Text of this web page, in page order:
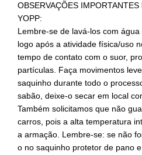
OBSERVAÇÕES IMPORTANTES
YOPP:
Lembre-se de lavá-los com
logo após a atividade física/uso
tempo de contato com o suor,
partículas. Faça movimentos
saquinho durante todo o
sabão, deixe-o secar em local
Também solicitamos que não
carros, pois a alta temperatura
a armação. Lembre-se: se não
o no saquinho protetor de pano